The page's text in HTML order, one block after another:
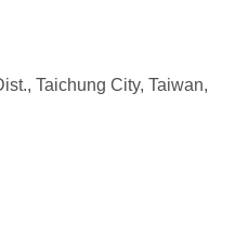
Taichung City, Taiwan,